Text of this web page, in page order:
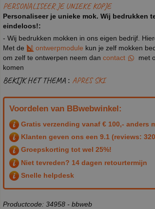
PERSONALISEER JE UNIEKE KOPJE
Personaliseer je unieke mok. Wij bedrukken
eindeloos!:
- Wij bedrukken mokken in ons eigen bedrijf.
Met de
ontwerpmodule kun je zelf mokken
om zelf te ontwerpen neem dan contact
met
komen
BEKIJK HET THEMA : APRES SKI
Voordelen van BBwebwinkel:
Gratis verzending vanaf € 100,- anders
Klanten geven ons een 9.1 (reviews:
Groepskorting tot wel 25%!
Niet tevreden? 14 dagen retourtermijn
Snelle helpdesk
Productcode: 34958 - bbweb